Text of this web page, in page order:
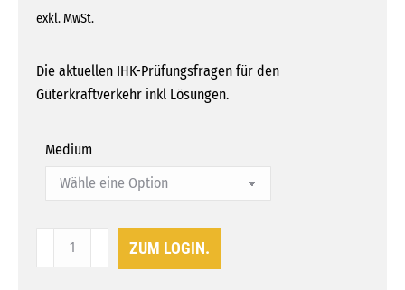
exkl. MwSt.
Die aktuellen IHK-Prüfungsfragen für den
Güterkraftverkehr inkl Lösungen.
Medium
ZUM LOGIN.